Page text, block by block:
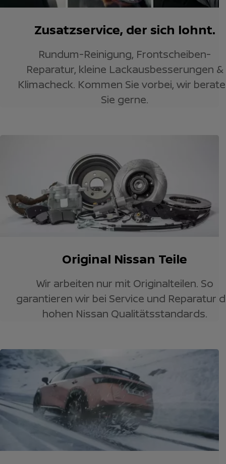
Zusatzservice, der sich lohnt.
Rundum-Reinigung, Frontscheiben-
Reparatur, kleine Lackausbesserungen &
Klimacheck. Kommen Sie vorbei, wir
Sie gerne.
Original Nissan Teile
Wir arbeiten nur mit Originalteilen. So
garantieren wir bei Service und Reparatur
hohen Nissan Qualitätsstandards.